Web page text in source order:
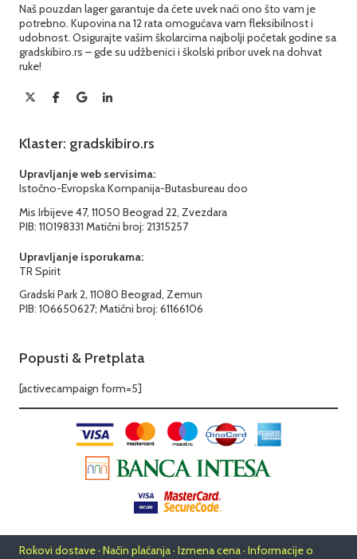
Naš pouzdan lager garantuje da ćete uvek naći ono što vam je
potrebno. Kupovina na 12 rata omogućava vam fleksibilnost i
udobnost. Osigurajte vašim školarcima najbolji početak godine sa
gradskibiro.rs – gde su udžbenici i školski pribor uvek na dohvat
ruke!
Klaster: gradskibiro.rs
Upravljanje web servisima:
Istočno-Evropska Kompanija-Butasbureau doo
Mis Irbijeve 47, 11050 Beograd 22, Zvezdara
PIB: 110198331 Matični broj: 21315257
Upravljanje isporukama:
TR Spirit
Gradski Park 2, 11080 Beograd, Zemun
PIB: 106650627; Matični broj: 61166106
Popusti & Pretplata
[activecampaign form=5]
Rokovi dostave · Način plaćanja · Izmena cena · Informacije o